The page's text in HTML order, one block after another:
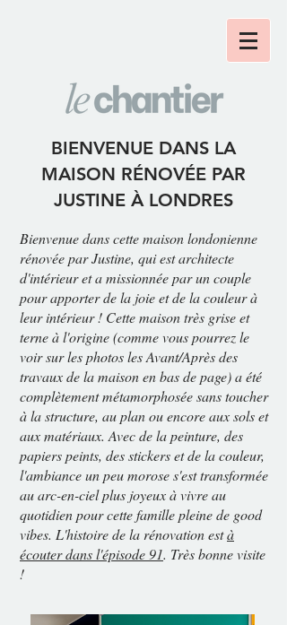
BIENVENUE DANS LA
MAISON RÉNOVÉE PAR
JUSTINE À LONDRES
Bienvenue dans cette maison londonienne
rénovée par Justine, qui est architecte
d'intérieur et a missionnée par un couple
pour apporter de la joie et de la couleur à
leur intérieur ! Cette maison très grise et
terne à l'origine (comme vous pourrez le
voir sur les photos les Avant/Après des
travaux de la maison en bas de page) a été
complètement métamorphosée sans toucher
à la structure, au plan ou encore aux sols et
aux matériaux. Avec de la peinture, des
papiers peints, des stickers et de la couleur,
l'ambiance un peu morose s'est transformée
au arc-en-ciel plus joyeux à vivre au
quotidien pour cette famille pleine de good
vibes. L'histoire de la rénovation està
écouter dans l'épisode 91. Très bonne visite
!